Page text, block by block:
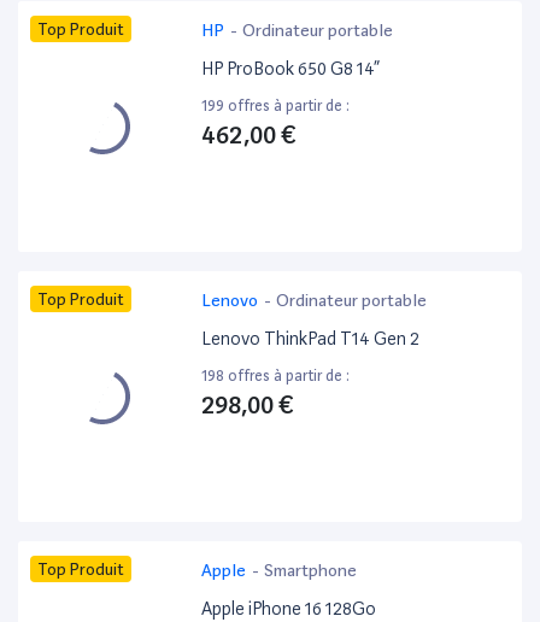
Top Produit HP - Ordinateur portable
HP ProBook 650 G8 14”
199 offres à partir de :
462,00 €
Top Produit Lenovo - Ordinateur portable
Lenovo ThinkPad T14 Gen 2
198 offres à partir de :
298,00 €
Top Produit Apple - Smartphone
Apple iPhone 16 128Go